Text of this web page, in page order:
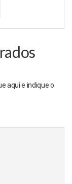
aquie indique o